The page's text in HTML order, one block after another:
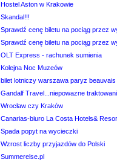
Hostel Aston w Krakowie
Skandal!!!
Sprawdź cenę biletu na pociąg przez
Sprawdź cenę biletu na pociąg przez
OLT Express - rachunek sumienia
Kolejna Noc Muzeów
bilet lotniczy warszawa paryz beauvais
Gandalf Travel...niepowazne
Wrocław czy Kraków
Canarias-biuro La Costa Hotels&
Spada popyt na wycieczki
Wzrost liczby przyjazdów do Polski
Summerelse.pl